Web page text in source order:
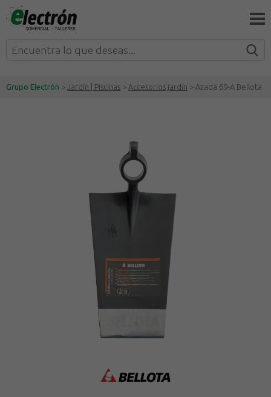
Grupo Electrón > Jardín | Piscinas > Accesorios jardín > Azada 69-A Bellota